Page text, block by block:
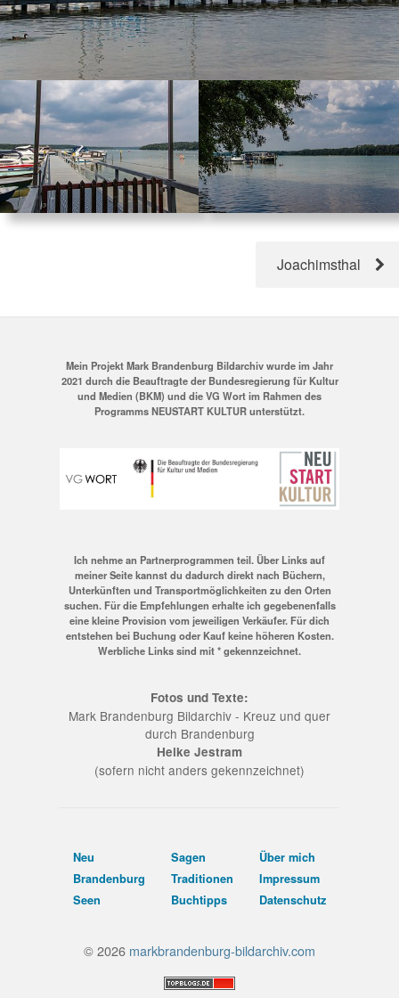
Joachimsthal
Mein Projekt Mark Brandenburg Bildarchiv wurde im Jahr
2021 durch die Beauftragte der Bundesregierung für Kultur
und Medien (BKM) und die VG Wort im Rahmen des
Programms NEUSTART KULTUR unterstützt.
Ich nehme an Partnerprogrammen teil. Über Links auf
meiner Seite kannst du dadurch direkt nach Büchern,
Unterkünften und Transportmöglichkeiten zu den Orten
suchen. Für die Empfehlungen erhalte ich gegebenenfalls
eine kleine Provision vom jeweiligen Verkäufer. Für dich
entstehen bei Buchung oder Kauf keine höheren Kosten.
Werbliche Links sind mit * gekennzeichnet.
Fotos und Texte:
Mark Brandenburg Bildarchiv - Kreuz und quer
durch Brandenburg
Heike Jestram
(sofern nicht anders gekennzeichnet)
Neu
Brandenburg
Seen
Sagen
Traditionen
Buchtipps
Über mich
Impressum
Datenschutz
© 2026 markbrandenburg-bildarchiv.com